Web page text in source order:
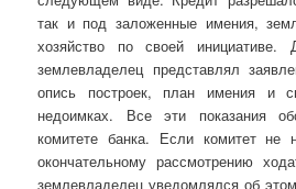
так и под заложенные имения,
хозяйство по своей инициативе.
землевладелец представлял
опись построек, план имения и
недоимках. Все эти показания
комитете банка. Если комитет не
окончательному рассмотрению
землевладелец уведомлялся об